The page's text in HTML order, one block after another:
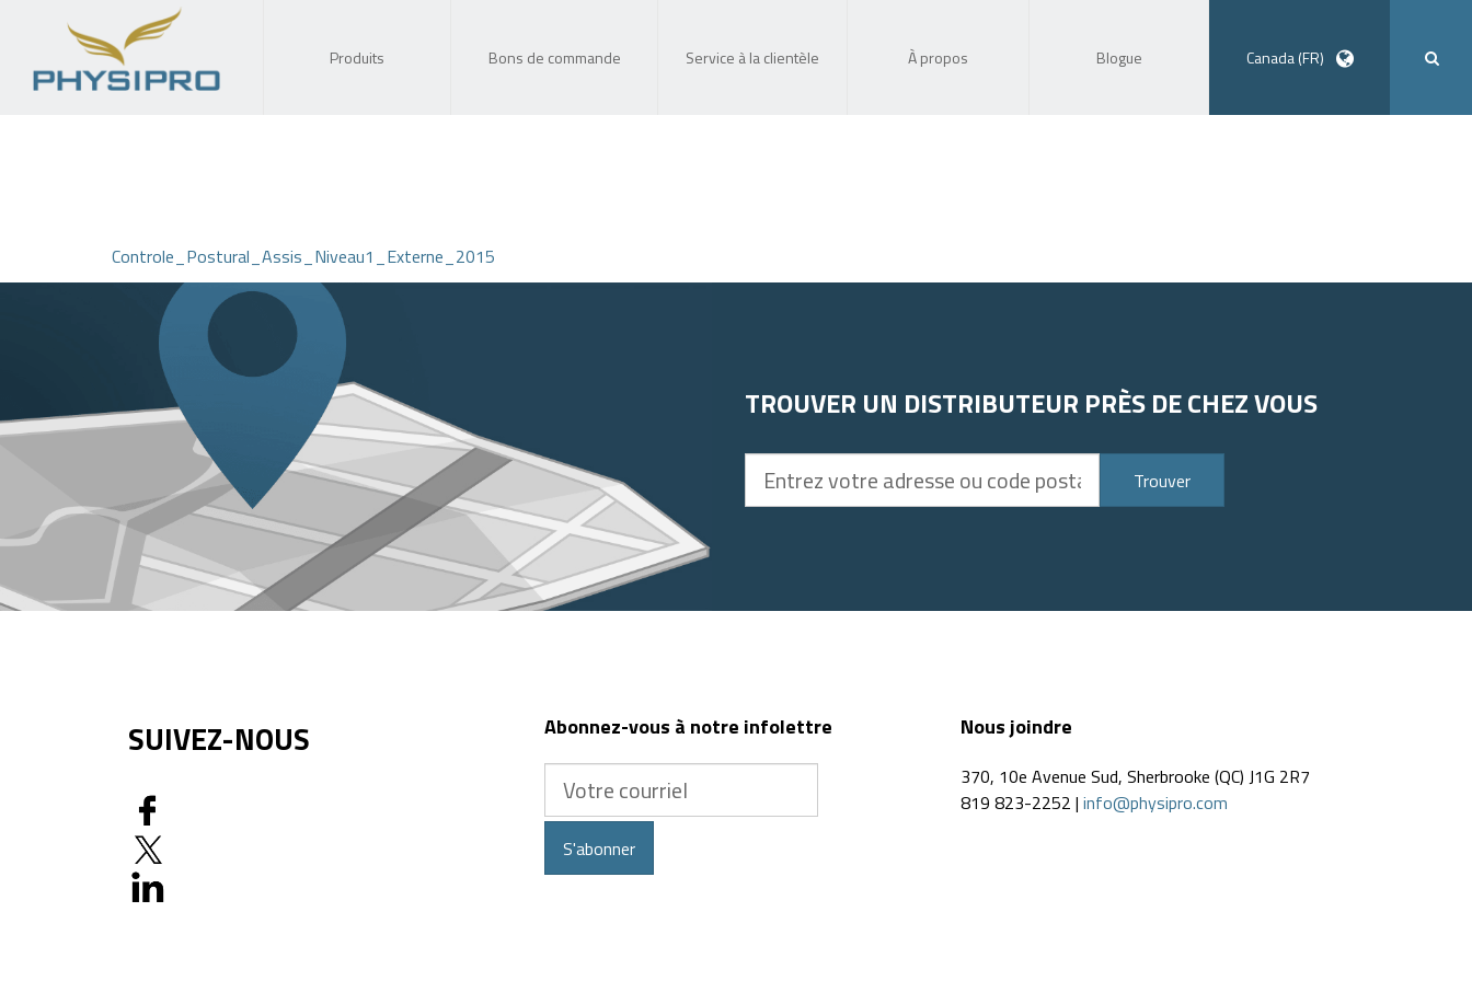
Produits Bons de commande Service à la clientèle À propos Blogue Canada (FR)
Controle_Postural_Assis_Niveau1_Externe_2015
TROUVER UN DISTRIBUTEUR PRÈS DE CHEZ VOUS
votre
Trouver
SUIVEZ-NOUS Abonnez-vous à notre infolettre
courriel
S'abonner
Nous joindre
370, 10e Avenue Sud, Sherbrooke (QC) J1G 2R7
819 823-2252 | info@physipro.com